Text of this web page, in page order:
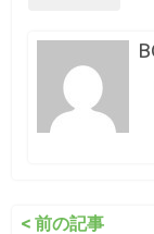
< 前の記事